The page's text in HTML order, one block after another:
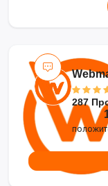
• Доступная
известного
приятной
•
лаконичный
287